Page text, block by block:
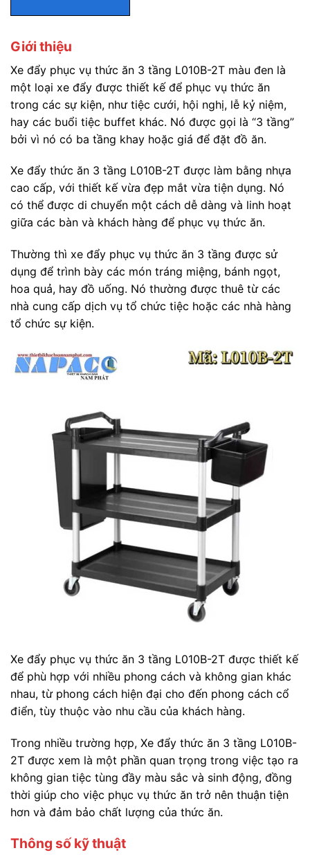
Giới thiệu
Xe đẩy phục vụ thức ăn 3 tầng L010B-2T màu đen là
một loại xe đẩy được thiết kế để phục vụ thức ăn
trong các sự kiện, như tiệc cưới, hội nghị, lễ kỷ niệm,
hay các buổi tiệc buffet khác. Nó được gọi là “3 tầng”
bởi vì nó có ba tầng khay hoặc giá để đặt đồ ăn.
Xe đẩy thức ăn 3 tầng L010B-2T được làm bằng nhựa
cao cấp, với thiết kế vừa đẹp mắt vừa tiện dụng. Nó
có thể được di chuyển một cách dễ dàng và linh hoạt
giữa các bàn và khách hàng để phục vụ thức ăn.
Thường thì xe đẩy phục vụ thức ăn 3 tầng được sử
dụng để trình bày các món tráng miệng, bánh ngọt,
hoa quả, hay đồ uống. Nó thường được thuê từ các
nhà cung cấp dịch vụ tổ chức tiệc hoặc các nhà hàng
tổ chức sự kiện.
Xe đẩy phục vụ thức ăn 3 tầng L010B-2T được thiết kế
để phù hợp với nhiều phong cách và không gian khác
nhau, từ phong cách hiện đại cho đến phong cách cổ
điển, tùy thuộc vào nhu cầu của khách hàng.
Trong nhiều trường hợp, Xe đẩy thức ăn 3 tầng L010B-
2T được xem là một phần quan trọng trong việc tạo ra
không gian tiệc tùng đầy màu sắc và sinh động, đồng
thời giúp cho việc phục vụ thức ăn trở nên thuận tiện
hơn và đảm bảo chất lượng của thức ăn.
Thông số kỹ thuật